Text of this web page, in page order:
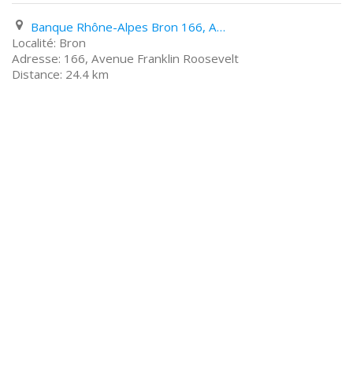
Banque Rhône-Alpes Bron 166, Avenue Franklin Roosevelt
Bron
166, Avenue Franklin Roosevelt
24.4 km